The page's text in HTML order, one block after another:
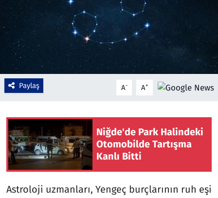
Paylaş A- A+
Niğde'de Park Halindeki
Otomobilde Tartışma
Kanlı Bitti
Astroloji uzmanları, Yengeç burçlarının ruh eşi
Eğitim
Yerel